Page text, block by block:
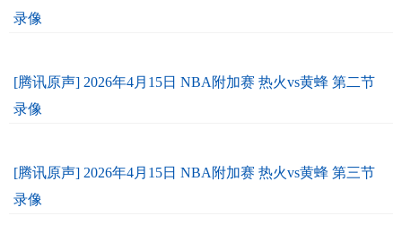
录像
[腾讯原声] 2026年4月15日 NBA附加赛 热火vs黄蜂 第二节
录像
[腾讯原声] 2026年4月15日 NBA附加赛 热火vs黄蜂 第三节
录像